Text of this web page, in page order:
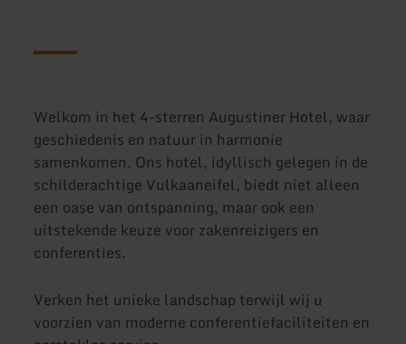
Welkom in het 4-sterren Augustiner Hotel, waar
geschiedenis en natuur in harmonie
samenkomen. Ons hotel, idyllisch gelegen in de
schilderachtige Vulkaaneifel, biedt niet alleen
een oase van ontspanning, maar ook een
uitstekende keuze voor zakenreizigers en
conferenties.
Verken het unieke landschap terwijl wij u
voorzien van moderne conferentiefaciliteiten en